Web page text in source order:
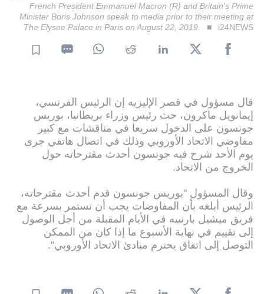
French President Emmanuel Macron (R) and Britain's Prime
Minister Boris Johnson speak to media prior to their meeting at
The Elysee Palace in Paris on August 22, 2019.
i24NEWS
قال مسؤول في قصر الإليزيه إن الرئيس الفرنسي،
إيمانويل ماكرون، حث رئيس وزراء بريطانيا، بوريس
جونسون على الدخول سريعا في مناقشات مع كبير
مفاوضي الاتحاد الأوروبي وذلك في اتصال هاتفي جرى
يوم الأحد شرح فيه جونسون أحدث مقترحاته حول
الخروج من الاتحاد.
وقال المسؤول "بوريس جونسون قدم أحدث مقترحاته،
الرئيس أبلغه بأن المفاوضات يجب أن تستمر بسرعة مع
فريق ميشيل بارنييه في الأيام المقبلة من أجل الوصول
إلى تقييم في نهاية الأسبوع ما إذا كان من الممكن
التوصل إلى اتفاق يحترم مبادئ الاتحاد الأوروبي".